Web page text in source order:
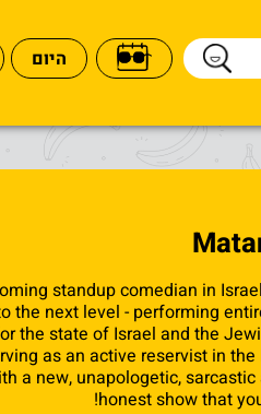
היום
standup comedian in
the next level - performing
the state of Israel and the
as an active reservist in the
a new, unapologetic,
honest show that